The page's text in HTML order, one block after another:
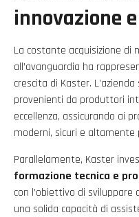
innovazione
La costante acquisizione di
all’avanguardia ha
crescita di Kaster.
provenienti da produttori
eccellenza, assicurando ai
moderni, sicuri e
Parallelamente, Kaster
formazione tecnica e
con l’obiettivo di
una solida capacità di